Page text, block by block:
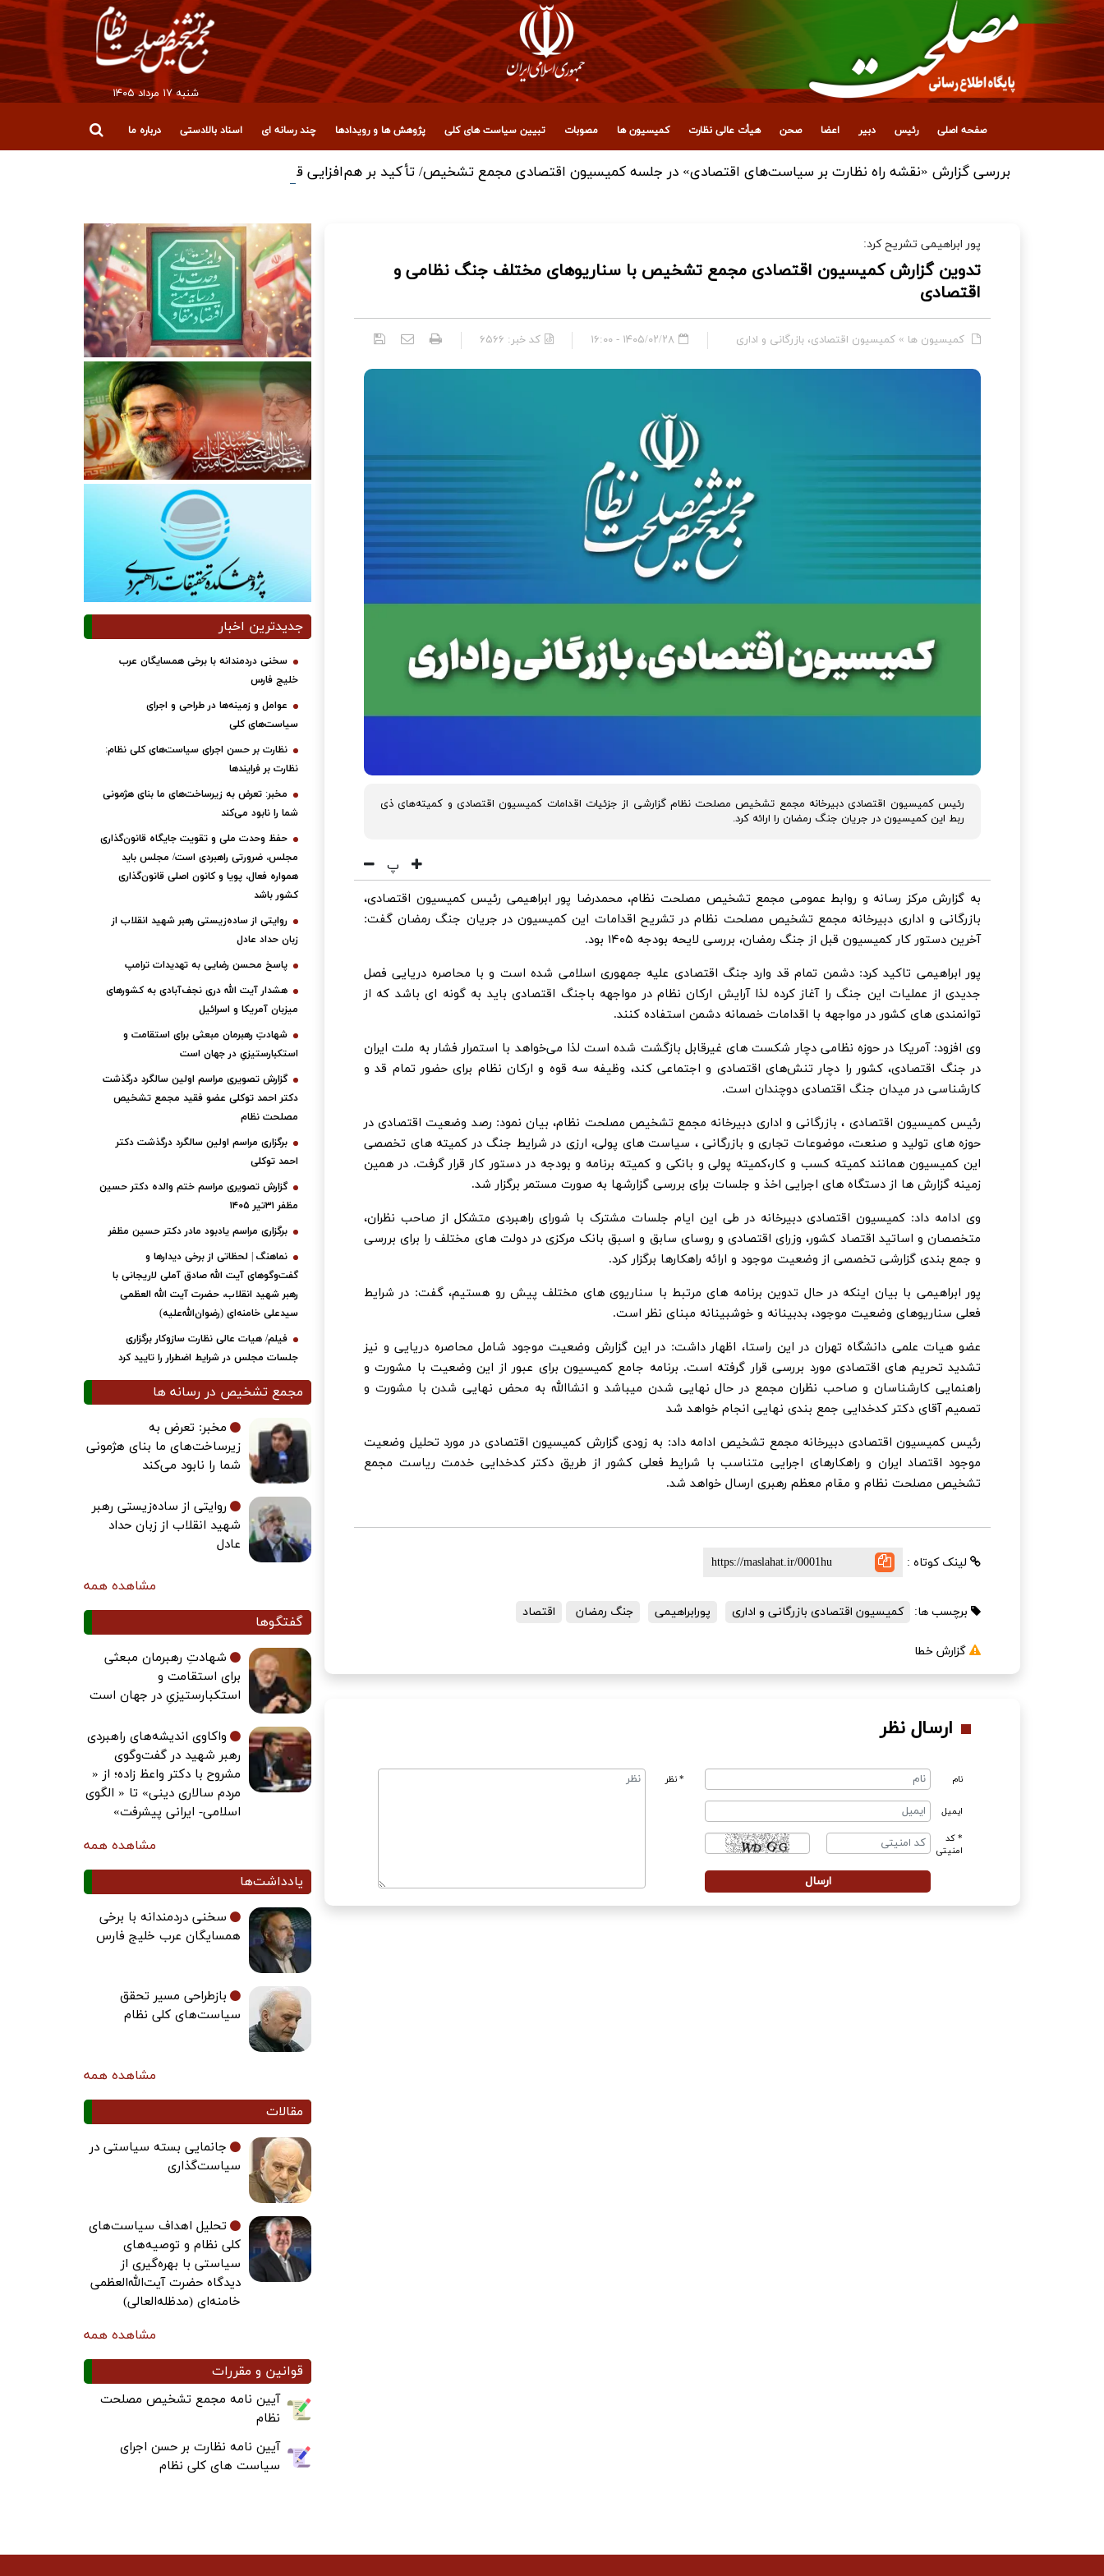
شنبه ۱۷ مرداد ۱۴۰۵
صفحه اصلی رئیس دبیر اعضا صحن هیأت عالی نظارت کمیسیون ها مصوبات تبیین سیاست های کلی پژوهش ها و رویدادها چند رسانه ای اسناد بالادستی درباره ما
بررسی گزارش «نقشه راه نظارت بر سیاست‌های اقتصادی» در جلسه کمیسیون اقتصادی مجمع تشخیص/ تأکید بر هم‌افزایی قوا برای عبور از چالش‌ها
پور ابراهیمی تشریح کرد:
تدوین گزارش کمیسیون اقتصادی مجمع تشخیص با سناریوهای مختلف جنگ نظامی و
اقتصادی
کمیسیون ها » کمیسیون اقتصادی، بازرگانی و اداری ۱۴۰۵/۰۲/۲۸ - ۱۶:۰۰ کد خبر: ۶۵۶۶
رئیس کمیسیون اقتصادی دبیرخانه مجمع تشخیص مصلحت نظام گزارشی از جزئیات اقدامات کمیسیون اقتصادی و کمیته‌های ذی
ربط این کمیسیون در جریان جنگ رمضان را ارائه کرد.
پ
به گزارش مرکز رسانه و روابط عمومی مجمع تشخیص مصلحت نظام، محمدرضا پور ابراهیمی رئیس کمیسیون اقتصادی،
بازرگانی و اداری دبیرخانه مجمع تشخیص مصلحت نظام در تشریح اقدامات این کمیسیون در جریان جنگ رمضان گفت:
آخرین دستور کار کمیسیون قبل از جنگ رمضان، بررسی لایحه بودجه ۱۴۰۵ بود.
پور ابراهیمی تاکید کرد: دشمن تمام قد وارد جنگ اقتصادی علیه جمهوری اسلامی شده است و با محاصره دریایی فصل
جدیدی از عملیات این جنگ را آغاز کرده لذا آرایش ارکان نظام در مواجهه باجنگ اقتصادی باید به گونه ای باشد که از
توانمندی های کشور در مواجهه با اقدامات خصمانه دشمن استفاده کنند.
وی افزود: آمریکا در حوزه نظامی دچار شکست های غیرقابل بازگشت شده است لذا می‌خواهد با استمرار فشار به ملت ایران
در جنگ اقتصادی، کشور را دچار تنش‌های اقتصادی و اجتماعی کند، وظیفه سه قوه و ارکان نظام برای حضور تمام قد و
کارشناسی در میدان جنگ اقتصادی دوچندان است.
رئیس کمیسیون اقتصادی ، بازرگانی و اداری دبیرخانه مجمع تشخیص مصلحت نظام، بیان نمود: رصد وضعیت اقتصادی در
حوزه های تولید و صنعت، موضوعات تجاری و بازرگانی ، سیاست های پولی، ارزی در شرایط جنگ در کمیته های تخصصی
این کمیسیون همانند کمیته کسب و کار،کمیته پولی و بانکی و کمیته برنامه و بودجه در دستور کار قرار گرفت. در همین
زمینه گزارش ها از دستگاه های اجرایی اخذ و جلسات برای بررسی گزارشها به صورت مستمر برگزار شد.
وی ادامه داد: کمیسیون اقتصادی دبیرخانه در طی این ایام جلسات مشترک با شورای راهبردی متشکل از صاحب نظران،
متخصصان و اساتید اقتصاد کشور، وزرای اقتصادی و روسای سابق و اسبق بانک مرکزی در دولت های مختلف را برای بررسی
و جمع بندی گزارشی تخصصی از وضعیت موجود و ارائه راهکارها برگزار کرد.
پور ابراهیمی با بیان اینکه در حال تدوین برنامه های مرتبط با سناریوی های مختلف پیش رو هستیم، گفت: در شرایط
فعلی سناریوهای وضعیت موجود، بدبینانه و خوشبینانه مبنای نظر است.
عضو هیات علمی دانشگاه تهران در این راستا، اظهار داشت: در این گزارش وضعیت موجود شامل محاصره دریایی و نیز
تشدید تحریم های اقتصادی مورد بررسی قرار گرفته است. برنامه جامع کمیسیون برای عبور از این وضعیت با مشورت و
راهنمایی کارشناسان و صاحب نظران مجمع در حال نهایی شدن میباشد و انشاالله به محض نهایی شدن با مشورت و
تصمیم آقای دکتر کدخدایی جمع بندی نهایی انجام خواهد شد
رئیس کمیسیون اقتصادی دبیرخانه مجمع تشخیص ادامه داد: به زودی گزارش کمیسیون اقتصادی در مورد تحلیل وضعیت
موجود اقتصاد ایران و راهکارهای اجرایی متناسب با شرایط فعلی کشور از طریق دکتر کدخدایی خدمت ریاست مجمع
تشخیص مصلحت نظام و مقام معظم رهبری ارسال خواهد شد.
لینک کوتاه :
برچسب ها: کمیسیون اقتصادی بازرگانی و اداری پورابراهیمی جنگ رمضان اقتصاد
گزارش خطا
ارسال نظر
نام
ایمیل
* کد
امنیتی
* نظر
جدیدترین اخبار
سخنی دردمندانه با برخی همسایگان عرب
خلیج فارس
عوامل و زمینه‌ها در طراحی و اجرای
سیاست‌های کلی
نظارت بر حسن اجرای سیاست‌های کلی نظام:
نظارت بر فرایندها
مخبر: تعرض به زیرساخت‌های ما بنای هژمونی
شما را نابود می‌کند
حفظ وحدت ملی و تقویت جایگاه قانون‌گذاری
مجلس، ضرورتی راهبردی است/ مجلس باید
همواره فعال، پویا و کانون اصلی قانون‌گذاری
کشور باشد
روایتی از ساده‌زیستی رهبر شهید انقلاب از
زبان حداد عادل
پاسخ محسن رضایی به تهدیدات ترامپ
هشدار آیت الله دری نجف‌آبادی به کشورهای
میزبان آمریکا و اسرائیل
شهادتِ رهبرمان مبعثی برای استقامت و
استکبارستیزیِ در جهان است
گزارش تصویری مراسم اولین سالگرد درگذشت
دکتر احمد توکلی عضو فقید مجمع تشخیص
مصلحت نظام
برگزاری مراسم اولین سالگرد درگذشت دکتر
احمد توکلی
گزارش تصویری مراسم ختم والده دکتر حسین
مظفر ۳۱تیر ۱۴۰۵
برگزاری مراسم یادبود مادر دکتر حسین مظفر
نماهنگ | لحظاتی از برخی دیدارها و
گفت‌وگوهای آیت ‌الله صادق آملی لاریجانی با
رهبر شهید انقلاب، حضرت آیت‌ الله العظمی
سیدعلی خامنه‌ای (رضوان‌الله‌علیه)
فیلم/ هیات عالی نظارت سازوکار برگزاری
جلسات مجلس در شرایط اضطرار را تایید کرد
مجمع تشخیص در رسانه ها
مخبر: تعرض به
زیرساخت‌های ما بنای هژمونی
شما را نابود می‌کند
روایتی از ساده‌زیستی رهبر
شهید انقلاب از زبان حداد
عادل
مشاهده همه
گفتگوها
شهادتِ رهبرمان مبعثی
برای استقامت و
استکبارستیزیِ در جهان است
واکاوی اندیشه‌های راهبردی
رهبر شهید در گفت‌وگوی
مشروح با دکتر واعظ زاده؛ از «
مردم سالاری دینی» تا « الگوی
اسلامی- ایرانی پیشرفت»
مشاهده همه
یادداشت‌ها
سخنی دردمندانه با برخی
همسایگان عرب خلیج فارس
بازطراحی مسیر تحقق
سیاست‌های کلی نظام
مشاهده همه
مقالات
جانمایی بسته سیاستی در
سیاست‌گذاری
تحلیل اهداف سیاست‌های
کلی نظام و توصیه‌های
سیاستی با بهره‌گیری از
دیدگاه حضرت آیت‌الله‌العظمی
خامنه‌ای (مدظله‌العالی)
مشاهده همه
قوانین و مقررات
آیین نامه مجمع تشخیص مصلحت
نظام
آیین نامه نظارت بر حسن اجرای
سیاست های کلی نظام